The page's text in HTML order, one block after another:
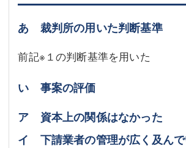
あ 裁判所の用いた判断基準
前記※１の判断基準を用いた
い 事案の評価
ア 資本上の関係はなかった
イ 下請業者の管理が広く及ん